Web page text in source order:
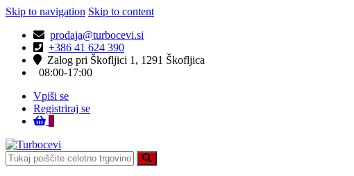
Skip to navigation Skip to content
prodaja@turbocevi.si
+386 41 624 390
Zalog pri Škofljici 1, 1291 Škofljica
08:00-17:00
Vpiši se
Registriraj se
0
Turbocevi
Turbo ideal – turbo cevi